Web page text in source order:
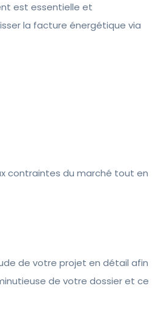
est essentielle et
la facture énergétique via
contraintes du marché tout en
de votre projet en détail afin
de votre dossier et ce